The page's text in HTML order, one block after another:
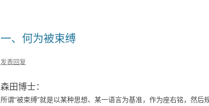
一、何为被束缚
发表回复
森田博士：
所谓“被束缚”就是以某种思想、某一语言为基准，作为座右铭，然后